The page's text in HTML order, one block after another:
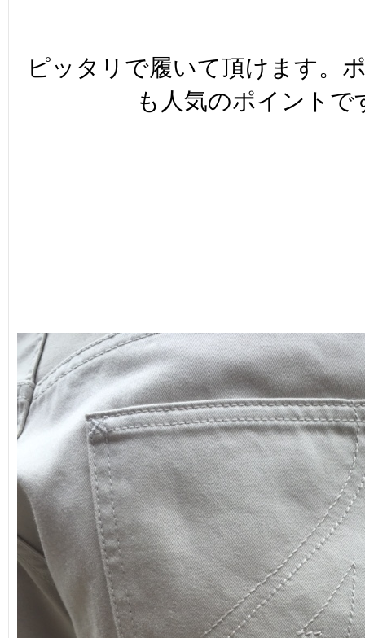
ピッタリで履いて頂けます。
も人気のポイントで